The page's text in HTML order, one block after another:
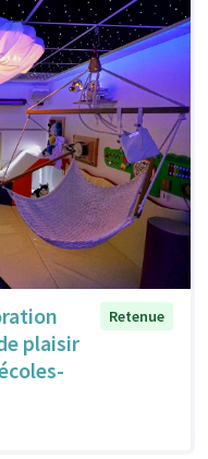
plaisir
Retenue